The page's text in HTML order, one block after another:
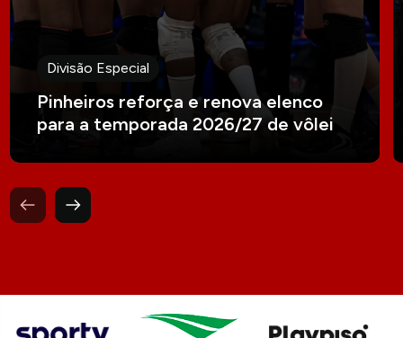
Divisão Especial
Pinheiros reforça e renova elenco
para a temporada 2026/27 de vôlei